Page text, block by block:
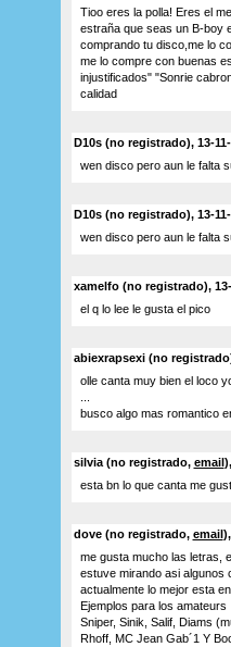
Tioo eres la polla! Eres el
estraña que seas un B-boy
comprando tu disco,me lo
me lo compre con buenas
injustificados" "Sonrie
calidad
D10s (no registrado), 13-
wen disco pero aun le falta
D10s (no registrado), 13-
wen disco pero aun le falta
xamelfo (no registrado), 13-
el q lo lee le gusta el pico
abiexrapsexi (no
olle canta muy bien el loco
busco algo mas romantico
silvia (no registrado, email
esta bn lo que canta me
dove (no registrado, email
me gusta mucho las letras,
estuve mirando asi algunos
actualmente lo mejor esta
Ejemplos para los amateurs
Sniper, Sinik, Salif, Diams
Rhoff, MC Jean Gab´1 Y